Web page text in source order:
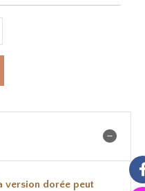
version dorée peut